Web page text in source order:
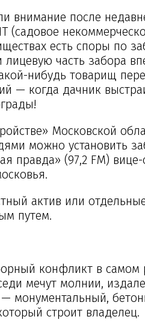
внимание после
(садовое
есть споры по
лицевую часть забора
нибудь товарищ
— когда дачник
Московской
можно установить
правда» (97,2 FM)
актив или
путем.
конфликт в самом
мечут молнии,
монументальный,
строит владелец.